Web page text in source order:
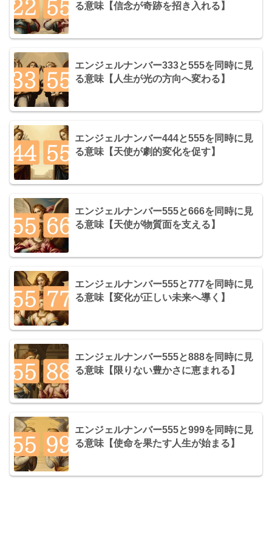
る意味【信念が奇跡を招き入れる】
エンジェルナンバー333と555を同時に見
る意味【人生が光の方向へ変わる】
エンジェルナンバー444と555を同時に見
る意味【天使が劇的変化を促す】
エンジェルナンバー555と666を同時に見
る意味【天使が物質面を支える】
エンジェルナンバー555と777を同時に見
る意味【変化が正しい未来へ導く】
エンジェルナンバー555と888を同時に見
る意味【限りない豊かさに恵まれる】
エンジェルナンバー555と999を同時に見
る意味【使命を果たす人生が始まる】